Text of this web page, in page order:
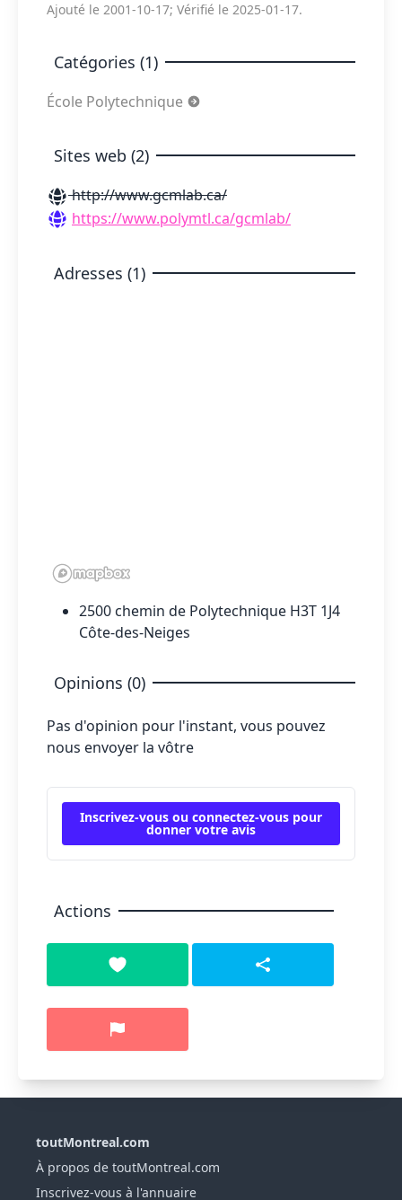
Ajouté le 2001-10-17; Vérifié le 2025-01-17.
Catégories (1)
École Polytechnique
Sites web (2)
http://www.gcmlab.ca/
https://www.polymtl.ca/gcmlab/
Adresses (1)
2500 chemin de Polytechnique H3T 1J4
Côte-des-Neiges
Opinions (0)
Pas d'opinion pour l'instant, vous pouvez
nous envoyer la vôtre
Inscrivez-vous ou connectez-vous pour
donner votre avis
Actions
toutMontreal.com
À propos de toutMontreal.com
Inscrivez-vous à l'annuaire